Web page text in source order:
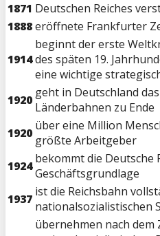
1871 Deutschen Reiches
1888eröffnete Frankfurter
1914
beginnt der erste
des späten 19.
eine wichtige
1920 geht in Deutschland
Länderbahnen zu Ende
1920 über eine Million
größte Arbeitgeber
1924 bekommt die Deutsche
Geschäftsgrundlage
1937 ist die Reichsbahn
nationalsozialistischen
übernehmen nach dem